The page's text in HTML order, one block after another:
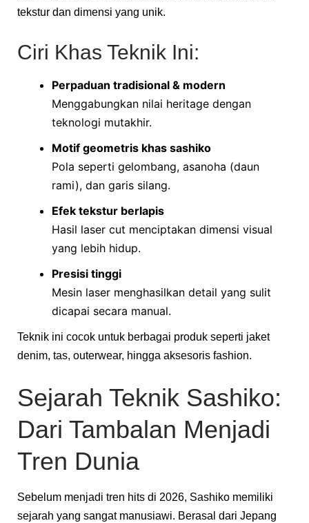
tekstur dan dimensi yang unik.
Ciri Khas Teknik Ini:
Perpaduan tradisional & modern
Menggabungkan nilai heritage dengan
teknologi mutakhir.
Motif geometris khas sashiko
Pola seperti gelombang, asanoha (daun
rami), dan garis silang.
Efek tekstur berlapis
Hasil laser cut menciptakan dimensi visual
yang lebih hidup.
Presisi tinggi
Mesin laser menghasilkan detail yang sulit
dicapai secara manual.
Teknik ini cocok untuk berbagai produk seperti jaket
denim, tas, outerwear, hingga aksesoris fashion.
Sejarah Teknik Sashiko:
Dari Tambalan Menjadi
Tren Dunia
Sebelum menjadi tren hits di 2026, Sashiko memiliki
sejarah yang sangat manusiawi. Berasal dari Jepang